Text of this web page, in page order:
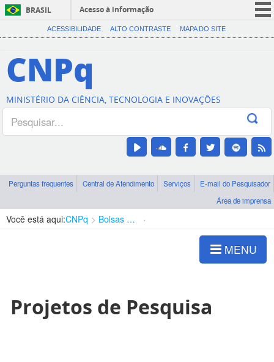
BRASIL
Acesso à informação
CORONAVÍRUS (COVID-19)
Canais
ACESSIBILIDADE ALTO CONTRASTE MAPA DO SITE
CNPq
MINISTÉRIO DA CIÊNCIA, TECNOLOGIA E INOVAÇÕES
Perguntas frequentes Central de Atendimento Serviços
E-mail do Pesquisador
Área de imprensa
Você está aqui:CNPq Bolsas e Auxílios Vigentes
MENU
Projetos de Pesquisa